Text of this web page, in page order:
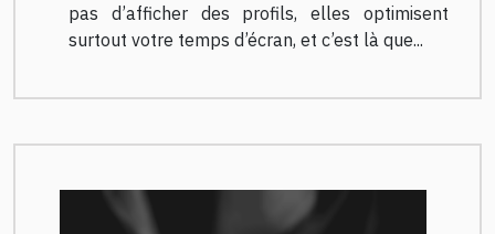
pas d’afficher des profils, elles optimisent
surtout votre temps d’écran, et c’est là que...